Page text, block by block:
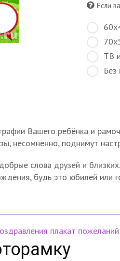
Если
ТВ
Без
Вашего ребёнка и
несомненно, поднимут
слова друзей и
будь это юбилей или
плакат пожеланий